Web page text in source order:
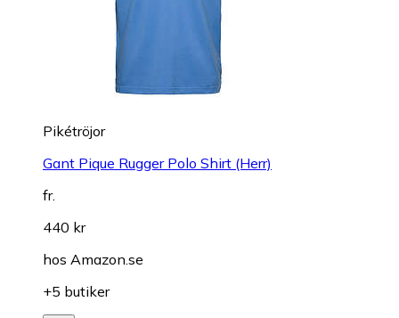
Pikétröjor
Gant Pique Rugger Polo Shirt (Herr)
fr.
440 kr
hos Amazon.se
+5 butiker